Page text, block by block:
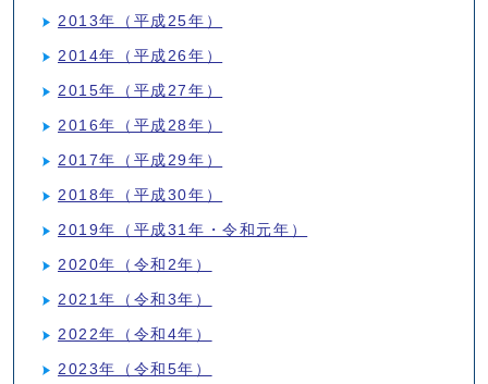
2013年（平成25年）
2014年（平成26年）
2015年（平成27年）
2016年（平成28年）
2017年（平成29年）
2018年（平成30年）
2019年（平成31年・令和元年）
2020年（令和2年）
2021年（令和3年）
2022年（令和4年）
2023年（令和5年）